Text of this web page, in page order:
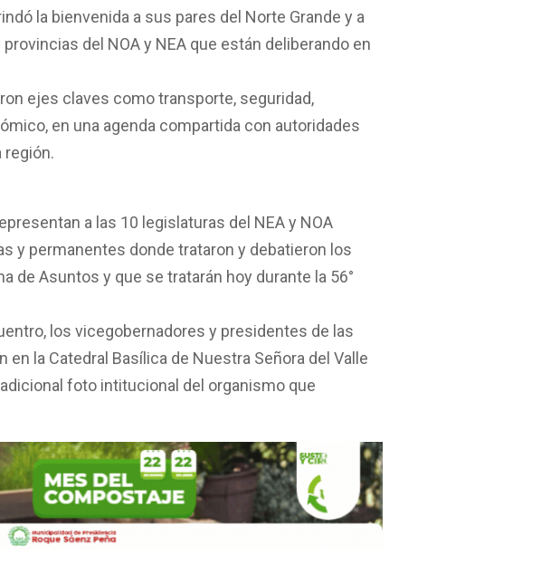
la bienvenida a sus pares del Norte Grande y a
del NOA y NEA que están deliberando en
ejes claves como transporte, seguridad,
en una agenda compartida con autoridades
región.
a las 10 legislaturas del NEA y NOA
y permanentes donde trataron y debatieron los
de Asuntos y que se tratarán hoy durante la 56°
los vicegobernadores y presidentes de las
en la Catedral Basílica de Nuestra Señora del Valle
foto intitucional del organismo que